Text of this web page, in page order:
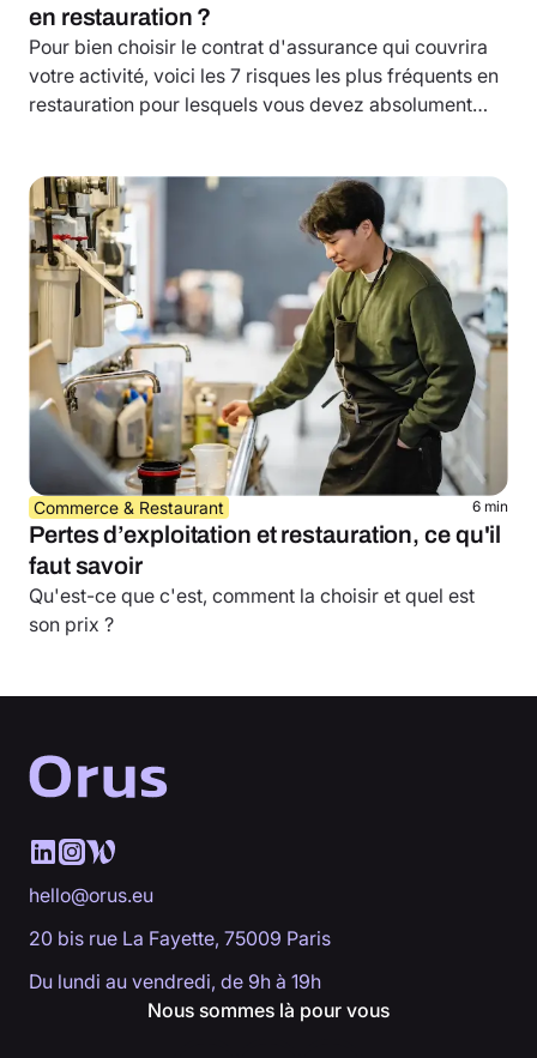
en restauration ?
Pour bien choisir le contrat d'assurance qui couvrira
votre activité, voici les 7 risques les plus fréquents en
restauration pour lesquels vous devez absolument
Commerce & Restaurant 6 min
Pertes d’exploitation et restauration, ce qu'il
faut savoir
Qu'est-ce que c'est, comment la choisir et quel est
son prix ?
hello@orus.eu
20 bis rue La Fayette, 75009 Paris
Du lundi au vendredi, de 9h à 19h
Nous sommes là pour vous